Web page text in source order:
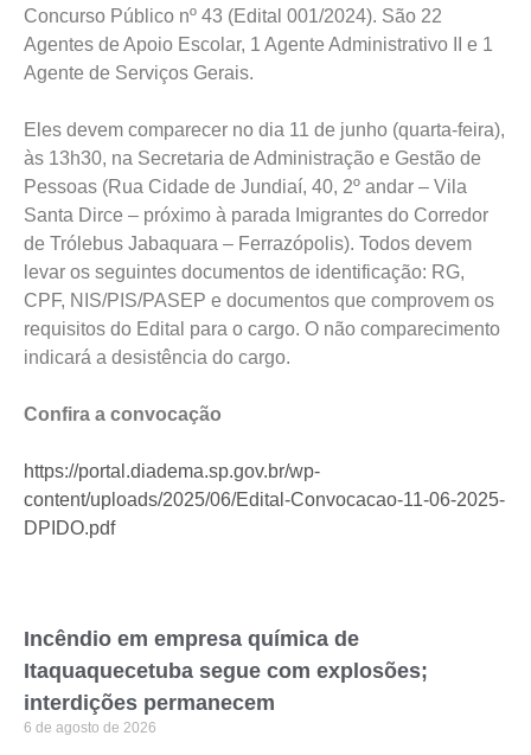
Concurso Público nº 43 (Edital 001/2024). São 22
Agentes de Apoio Escolar, 1 Agente Administrativo II e 1
Agente de Serviços Gerais.
Eles devem comparecer no dia 11 de junho (quarta-feira),
às 13h30, na Secretaria de Administração e Gestão de
Pessoas (Rua Cidade de Jundiaí, 40, 2º andar – Vila
Santa Dirce – próximo à parada Imigrantes do Corredor
de Trólebus Jabaquara – Ferrazópolis). Todos devem
levar os seguintes documentos de identificação: RG,
CPF, NIS/PIS/PASEP e documentos que comprovem os
requisitos do Edital para o cargo. O não comparecimento
indicará a desistência do cargo.
Confira a convocação
https://portal.diadema.sp.gov.br/wp-
content/uploads/2025/06/Edital-Convocacao-11-06-2025-
DPIDO.pdf
Incêndio em empresa química de
Itaquaquecetuba segue com explosões;
interdições permanecem
6 de agosto de 2026